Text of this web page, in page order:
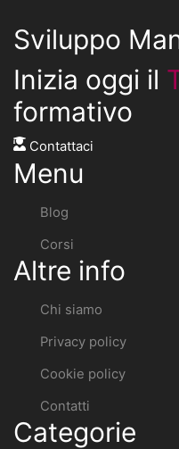
Sviluppo
Inizia oggi il
formativo
Contattaci
Menu
Blog
Corsi
Altre info
Chi siamo
Privacy policy
Cookie policy
Contatti
Categorie